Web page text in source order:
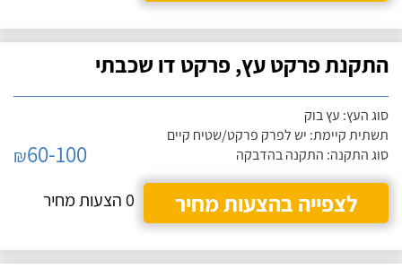
התקנת פרקט עץ, פרקט דו שכבתי
סוג העץ: עץ בוק
תשתית קיימת: יש לפרק פרקט/שטיח קיים
סוג התקנה: התקנה בהדבקה
₪60-100
לצפייה בהצעות מחיר
0 הצעות מחיר